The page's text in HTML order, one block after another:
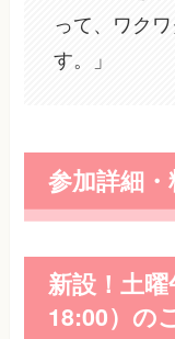
って、ワク
す。」
参加詳細
新設！土
18:00）の